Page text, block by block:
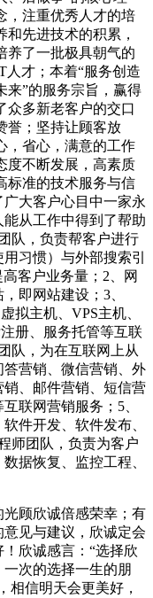
，注重优秀人才的培
和先进技术的积累，
养了一批极具朝气的
人才；本着“服务创造
来”的服务宗旨，赢得
众多新老客户的交口
誉；坚持让顾客放
，省心，满意的工作
度不断发展，高素质
标准的技术服务与信
大客户心目中一家永
从工作中得到了帮助
队，负责帮客户进行
习惯）与外部搜索引
客户业务量；2、网
即网站建设；3、
拟主机、VPS主机、
册、服务托管等互联
队，为在互联网上从
营销、微信营销、外
、邮件营销、短信营
联网营销服务；5、
件开发、软件发布、
师团队，负责为客户
据恢复、监控工程、
顾欣诚倍感荣幸；有
见与建议，欣诚定会
欣诚感言：“选择欣
次的选择一生的朋
相信明天会更美好，